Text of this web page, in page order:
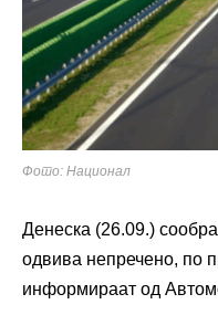
Фото: Национал
Денеска (26.09.)
одвива непречено, по
информираат од